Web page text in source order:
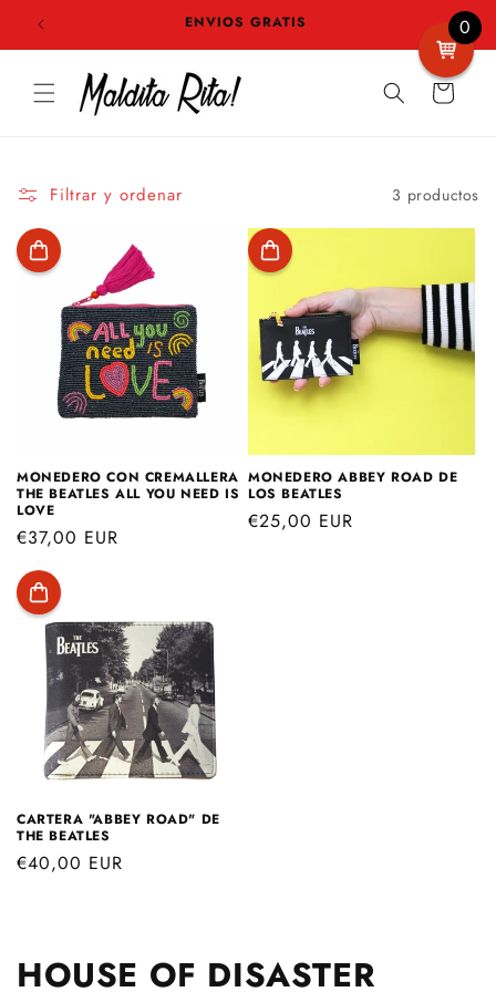
directamente
al contenido
ENVIOS GRATIS SI
Carrito
Filtrar y ordenar 3 productos
MONEDERO CON CREMALLERA
THE BEATLES ALL YOU NEED IS
LOVE
Precio
habitual
€37,00 EUR
MONEDERO ABBEY ROAD DE
LOS BEATLES
Precio
€25,00 EUR
CARTERA "ABBEY ROAD" DE
THE BEATLES
Precio
€40,00 EUR
C
HOUSE OF DISASTER
0